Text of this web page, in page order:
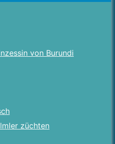
von Burundi
züchten